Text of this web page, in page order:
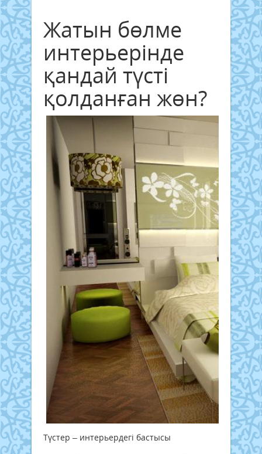
Жатын бөлме
интерьерінде
қандай түсті
қолданған жөн?
Түстер – интерьердегі бастысы